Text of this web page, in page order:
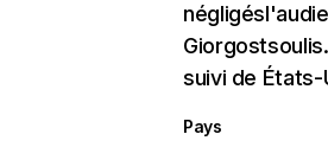
suivi de États-
Pays